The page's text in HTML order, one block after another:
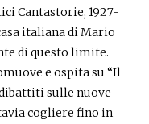
Cantastorie, 1927-
italiana di Mario
di questo limite.
e ospita su “Il
sulle nuove
cogliere fino in